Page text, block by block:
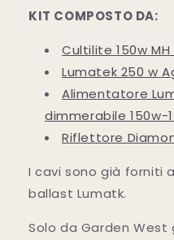
KIT COMPOSTO DA:
Cultilite 150w
Lumatek 250 w
Alimentatore
dimmerabile 150w-
Riflettore
I cavi sono già forniti
ballast Lumatk.
Solo da Garden West